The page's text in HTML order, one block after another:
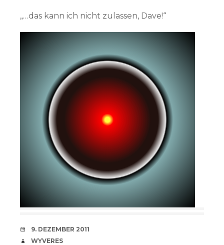
„…das kann ich nicht zulassen, Dave!“
VERABREDUNG
9. DEZEMBER 2011
VERFASSER
WYVERES